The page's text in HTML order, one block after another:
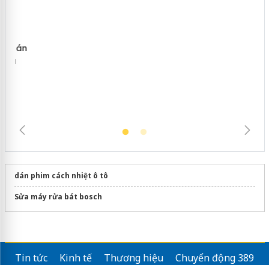
dán phim cách nhiệt ô tô
Sửa máy rửa bát bosch
Tin tức Kinh tế Thương hiệu
Chuyển động 389